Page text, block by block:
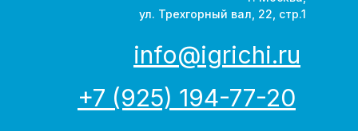
ул. Трехгорный вал, 22, стр.1
+7 (925) 194-77-20
info@igrichi.ru